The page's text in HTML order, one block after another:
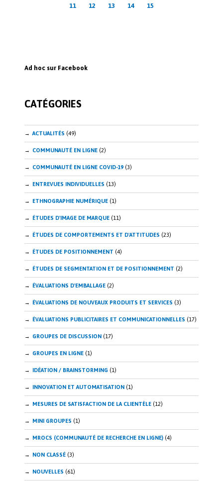
11 12 13 14 15
Ad hoc sur Facebook
CATÉGORIES
ACTUALITÉS (49)
COMMUNAUTÉ EN LIGNE (2)
COMMUNAUTÉ EN LIGNE COVID-19 (3)
ENTREVUES INDIVIDUELLES (13)
ETHNOGRAPHIE NUMÉRIQUE (1)
ÉTUDES D'IMAGE DE MARQUE (11)
ÉTUDES DE COMPORTEMENTS ET D'ATTITUDES (23)
ÉTUDES DE POSITIONNEMENT (4)
ÉTUDES DE SEGMENTATION ET DE POSITIONNEMENT (2)
ÉVALUATIONS D'EMBALLAGE (2)
ÉVALUATIONS DE NOUVEAUX PRODUITS ET SERVICES (3)
ÉVALUATIONS PUBLICITAIRES ET COMMUNICATIONNELLES (17)
GROUPES DE DISCUSSION (17)
GROUPES EN LIGNE (1)
IDÉATION / BRAINSTORMING (1)
INNOVATION ET AUTOMATISATION (1)
MESURES DE SATISFACTION DE LA CLIENTÈLE (12)
MINI GROUPES (1)
MROCS (COMMUNAUTÉ DE RECHERCHE EN LIGNE) (4)
NON CLASSÉ (3)
NOUVELLES (61)